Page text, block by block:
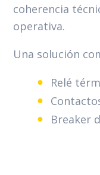
coherencia
operativa.
Una solución
Relé
Breaker